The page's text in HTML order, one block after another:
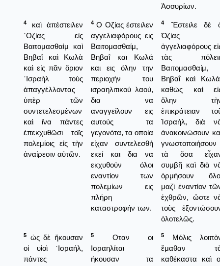
Ἀσσυρίων.
4
καὶ ἀπέστειλεν
᾿Οζίας εἰς
Βαιτομασθαὶμ καὶ
Βηβαΐ καὶ Κωλὰ
καὶ εἰς πᾶν ὅριον
᾿Ισραὴλ τοὺς
ἀπαγγέλλοντας
ὑπὲρ τῶν
συντετελεσμένων
καὶ ἵνα πάντες
ἐπεκχυθῶσι τοῖς
πολεμίοις εἰς τὴν
ἀναίρεσιν αὐτῶν.
4 Ο Οζίας έστειλεν
αγγελιαφόρους εις
Βαιτομασθαίμ,
Βηβαΐ και Κωλά
και εις όλην την
περιοχήν του
ισραηλιτικού λαού,
δια να
αναγγείλουν εις
αυτούς τα
γεγονότα, τα οποία
είχαν συντελεσθή
εκεί και δια να
εκχυθούν όλοι
εναντίον των
πολεμίων εις
πλήρη
καταστροφήν των.
4
Ἔστειλε δὲ
Ὀζίας
ἀγγελιαφόρους
τὰς
Βαιτομασθαίμ,
Βηβαῒ καὶ
καθὼς καὶ
ὅλην
ἐπικράτειαν
Ἰσραήλ, διὰ
ἀνακοινώσουν
γνωστοποιήσουν
τὰ ὅσα
συμβῆ καὶ διὰ
ὁρμήσουν
μαζὶ ἐναντίον
ἐχθρῶν, ὥστε
τοὺς
ὁλοτελῶς.
5
ὡς δὲ ἤκουσαν
οἱ υἱοὶ ᾿Ισραήλ,
πάντες
5
Οταν οι
Ισραηλίται
ήκουσαν τα
5
Μόλις
ἔμαθαν
καθέκαστα καὶ